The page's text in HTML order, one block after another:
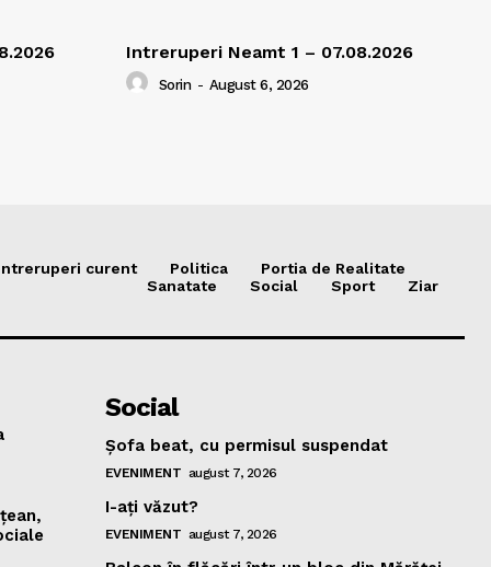
Intreruperi Neamt 1 – 07.08.2026
Sorin - August 6, 2026
curent Politica
Portia de Realitate
Sanatate
Social Sport Ziar
Social
Şofa beat, cu permisul suspendat
EVENIMENT august 7, 2026
I-aţi văzut?
EVENIMENT august 7, 2026